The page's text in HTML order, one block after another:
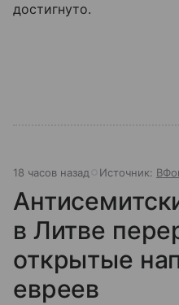
достигнуто.
18 часов назад Источник:
в Литве
открытые
евреев